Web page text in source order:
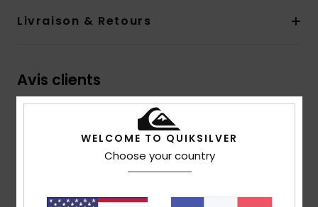
Livraison & Retours
Avis clients
Note moyenne
5.0/5
WELCOME TO QUIKSILVER
Choose your country